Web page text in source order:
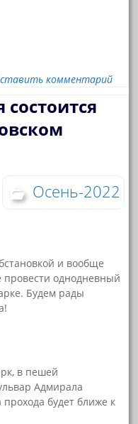
комментарий
Осень-2022
и вообще
однодневный
Будем рады
в пешей
Адмирала
будет ближе к